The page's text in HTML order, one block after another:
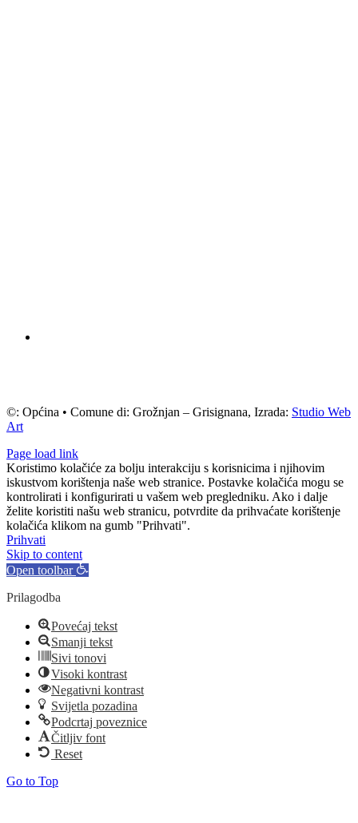
©: Općina • Comune di: Grožnjan – Grisignana, Izrada: Studio Web
Art
Page load link
Koristimo kolačiće za bolju interakciju s korisnicima i njihovim
iskustvom korištenja naše web stranice. Postavke kolačića mogu se
kontrolirati i konfigurirati u vašem web pregledniku. Ako i dalje
želite koristiti našu web stranicu, potvrdite da prihvaćate korištenje
kolačića klikom na gumb "Prihvati".
Prihvati
Skip to content
Open toolbar
Prilagodba
Povećaj tekst
Smanji tekst
Sivi tonovi
Visoki kontrast
Negativni kontrast
Svijetla pozadina
Podcrtaj poveznice
Čitljiv font
Reset
Go to Top